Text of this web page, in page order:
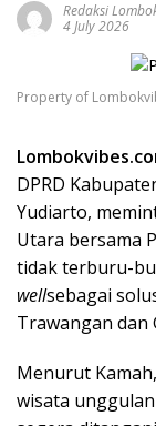
Redaksi
4 July 2026
Property of
DPRD
Yudiarto,
Utara bersama
tidak terburu-
wellsebagai
Trawangan dan
Menurut
wisata